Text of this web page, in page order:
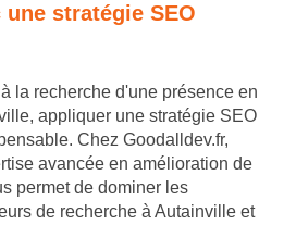
stratégie SEO
la recherche d'une présence en
appliquer une stratégie SEO
Chez Goodalldev.fr,
avancée en amélioration de
permet de dominer les
de recherche à Autainville et